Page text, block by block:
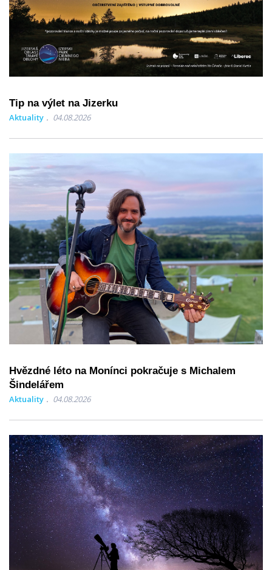
Tip na výlet na Jizerku
Aktuality 04.08.2026
Hvězdné léto na Monínci pokračuje s Michalem
Šindelářem
Aktuality 04.08.2026